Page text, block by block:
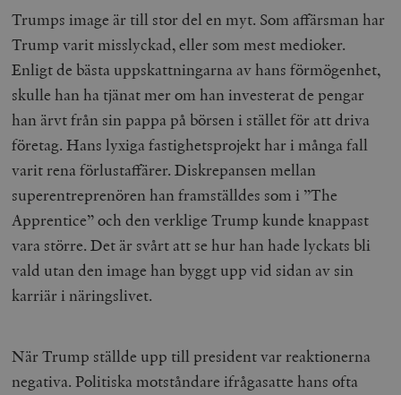
Trumps image är till stor del en myt. Som affärsman har
Trump varit misslyckad, eller som mest medioker.
Enligt de bästa uppskattningarna av hans förmögenhet,
skulle han ha tjänat mer om han investerat de pengar
han ärvt från sin pappa på börsen i stället för att driva
företag. Hans lyxiga fastighetsprojekt har i många fall
varit rena förlustaffärer. Diskrepansen mellan
superentreprenören han framställdes som i ”The
Apprentice” och den verklige Trump kunde knappast
vara större. Det är svårt att se hur han hade lyckats bli
vald utan den image han byggt upp vid sidan av sin
karriär i näringslivet.
När Trump ställde upp till president var reaktionerna
negativa. Politiska motståndare ifrågasatte hans ofta